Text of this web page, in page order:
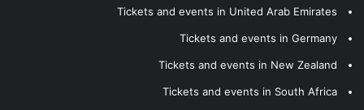
Tickets and events in United Arab Emirates
Tickets and events in Germany
Tickets and events in New Zealand
Tickets and events in South Africa